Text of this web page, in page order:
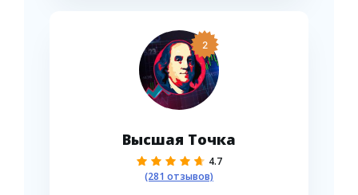
2
Высшая Точка
4.7
(281 отзывов)